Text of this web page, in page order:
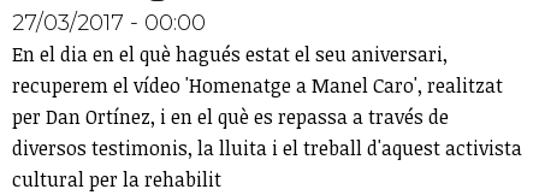
27/03/2017 - 00:00
En el dia en el què hagués estat el seu aniversari,
recuperem el vídeo 'Homenatge a Manel Caro', realitzat
per Dan Ortínez, i en el què es repassa a través de
diversos testimonis, la lluita i el treball d'aquest activista
cultural per la rehabilit